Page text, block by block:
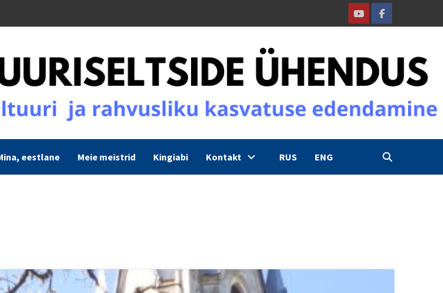
YoutubeFacebook
eestlane Meie meistrid Kingiabi Kontakt RUS ENG